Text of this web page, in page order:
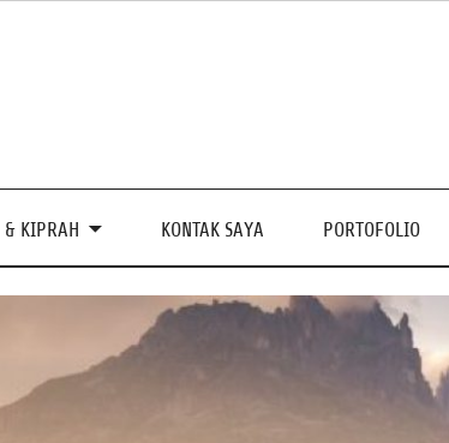
& KIPRAH KONTAK SAYA PORTOFOLIO